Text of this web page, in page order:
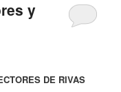
y
DE RIVAS